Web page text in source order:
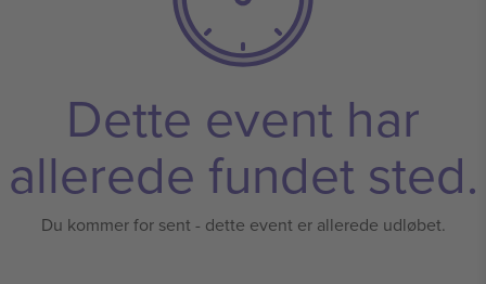
Dette event har
allerede fundet sted.
Du kommer for sent - dette event er allerede udløbet.